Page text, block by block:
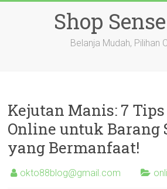
Shop
Belanja Mudah, Pilihan
Kejutan Manis: 7
Online untuk Barang
yang Bermanfaat!
okto88blog@gmail.com